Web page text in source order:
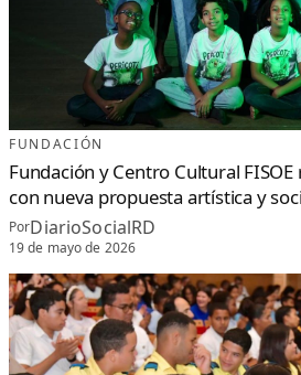
FUNDACIÓN
Fundación y Centro Cultural
con nueva propuesta artística y
PorDiarioSocialRD
19 de mayo de 2026